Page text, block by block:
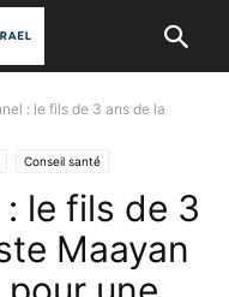
: le fils de 3 ans de la
Conseil santé
le fils de 3
Maayan